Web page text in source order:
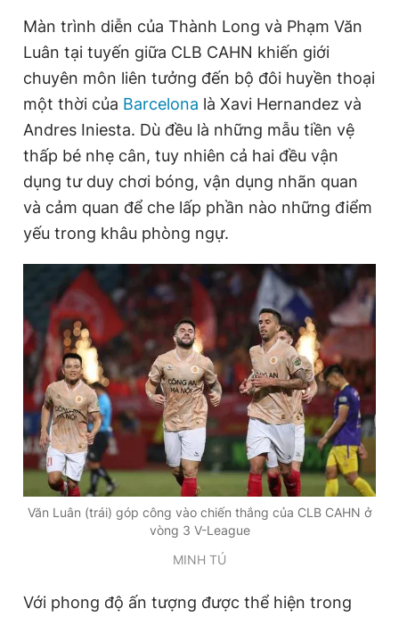
Màn trình diễn của Thành Long và Phạm Văn
Luân tại tuyến giữa CLB CAHN khiến giới
chuyên môn liên tưởng đến bộ đôi huyền thoại
một thời của Barcelona là Xavi Hernandez và
Andres Iniesta. Dù đều là những mẫu tiền vệ
thấp bé nhẹ cân, tuy nhiên cả hai đều vận
dụng tư duy chơi bóng, vận dụng nhãn quan
và cảm quan để che lấp phần nào những điểm
yếu trong khâu phòng ngự.
Văn Luân (trái) góp công vào chiến thắng của CLB CAHN ở
vòng 3 V-League
MINH TÚ
Với phong độ ấn tượng được thể hiện trong